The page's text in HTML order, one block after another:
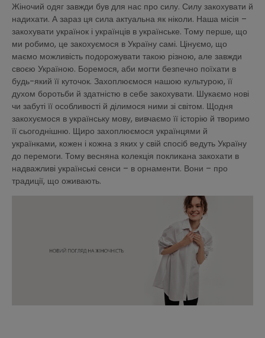
Жіночий одяг завжди був для нас про силу. Силу закохувати й
надихати. А зараз ця сила актуальна як ніколи. Наша місія –
закохувати українок і українців в українське. Тому перше, що
ми робимо, це закохуємося в Україну самі. Цінуємо, що
маємо можливість подорожувати такою різною, але завжди
своєю Україною. Боремося, аби могти безпечно поїхати в
будь-який її куточок. Захоплюємося нашою культурою, її
духом боротьби й здатністю в себе закохувати. Шукаємо нові
чи забуті її особливості й ділимося ними зі світом. Щодня
закохуємося в українську мову, вивчаємо її історію й творимо
її сьогоднішню. Щиро захоплюємося українцями й
українками, кожен і кожна з яких у свій спосіб ведуть Україну
до перемоги. Тому весняна колекція покликана закохати в
надважливі українські сенси – в орнаменти. Вони – про
традиції, що оживають.